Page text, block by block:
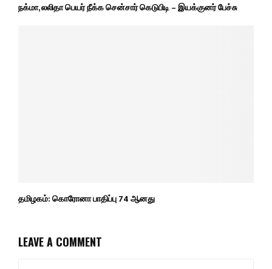
நக்மா, லலிதா பெயர் நீக்க சென்சார் கெடுபிடி – இயக்குனர் பேச்சு
தமிழகம்: கொரோனா பாதிப்பு 74 ஆனது
LEAVE A COMMENT